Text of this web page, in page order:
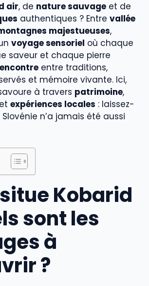
air, de nature sauvage et de
authentiques ? Entre vallée
majestueuses,
voyage sensoriel où chaque
saveur et chaque pierre
entre traditions,
et mémoire vivante. Ici,
à travers patrimoine,
et expériences locales : laissez-
n’a jamais été aussi
Kobarid
sont les
à
?